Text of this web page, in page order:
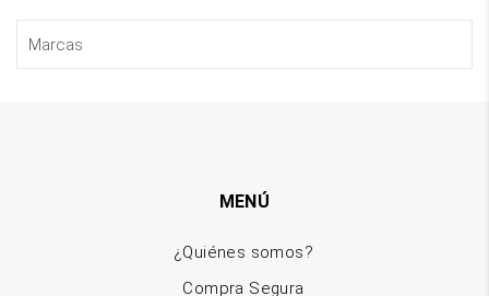
MENÚ
¿Quiénes somos?
Compra Segura